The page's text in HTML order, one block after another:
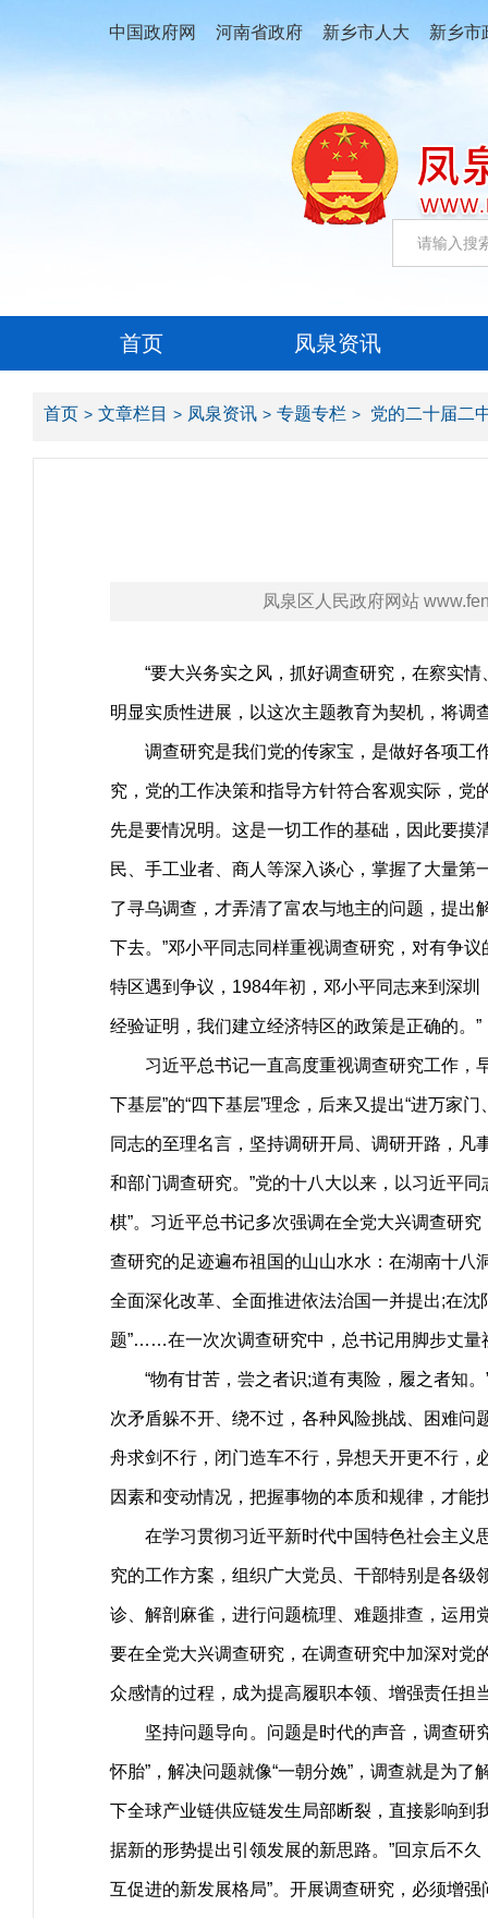
中国政府网 河南省政府 新乡市人大 新乡市
首页 凤泉资讯
首页 文章栏目 凤泉资讯 专题专栏 党的二十届二
凤泉区人民政府网站
“要大兴务实之风，抓好调查研究，在察实情
明显实质性进展，以这次主题教育为契机，将调
调查研究是我们党的传家宝，是做好各项工作
究，党的工作决策和指导方针符合客观实际，党
先是要情况明。这是一切工作的基础，因此要摸
民、手工业者、商人等深入谈心，掌握了大量第
了寻乌调查，才弄清了富农与地主的问题，提
下去。”邓小平同志同样重视调查研究，对有争
特区遇到争议，1984年初，邓小平同志来到深
经验证明，我们建立经济特区的政策是正确的。”
习近平总书记一直高度重视调查研究工作，早
下基层”的“四下基层”理念，后来又提出“进万家
同志的至理名言，坚持调研开局、调研开路，
和部门调查研究。”党的十八大以来，以习近平
棋”。习近平总书记多次强调在全党大兴调查研
查研究的足迹遍布祖国的山山水水：在湖南十八
全面深化改革、全面推进依法治国一并提出;在沈
题”……在一次次调查研究中，总书记用脚步丈量
“物有甘苦，尝之者识;道有夷险，履之者知。
次矛盾躲不开、绕不过，各种风险挑战、困难问
舟求剑不行，闭门造车不行，异想天开更不行，
因素和变动情况，把握事物的本质和规律，才能
在学习贯彻习近平新时代中国特色社会主义思
究的工作方案，组织广大党员、干部特别是各级
诊、解剖麻雀，进行问题梳理、难题排查，运用
要在全党大兴调查研究，在调查研究中加深对党
众感情的过程，成为提高履职本领、增强责任担
坚持问题导向。问题是时代的声音，调查研究
怀胎”，解决问题就像“一朝分娩”，调查就是为
下全球产业链供应链发生局部断裂，直接影响到
据新的形势提出引领发展的新思路。”回京后不
互促进的新发展格局”。开展调查研究，必须增